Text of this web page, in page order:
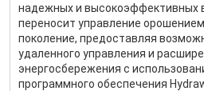
надежных и высокоэффективных
переносит управление
поколение, предоставляя
удаленного управления и
энергосбережения с
программного обеспечения